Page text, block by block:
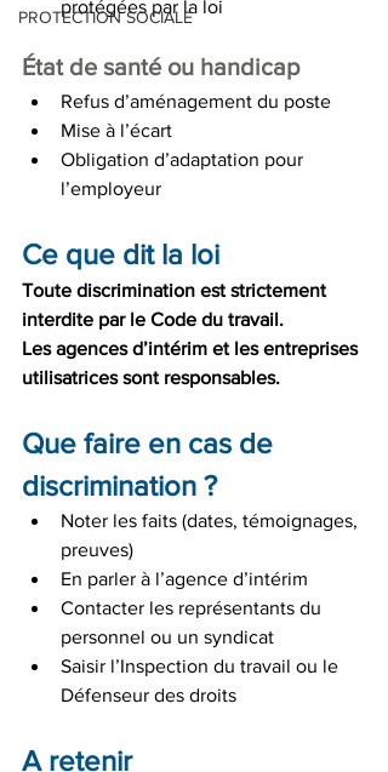
PROTECTION SOCIALE
protégées par la loi
État de santé ou handicap
Refus d’aménagement du poste
Mise à l’écart
Obligation d’adaptation pour
l’employeur
Ce que dit la loi
Toute discrimination est strictement
interdite par le Code du travail.
Les agences d’intérim et les entreprises
utilisatrices sont responsables.
Que faire en cas de
discrimination ?
Noter les faits (dates, témoignages,
preuves)
En parler à l’agence d’intérim
Contacter les représentants du
personnel ou un syndicat
Saisir l’Inspection du travail ou le
Défenseur des droits
A retenir